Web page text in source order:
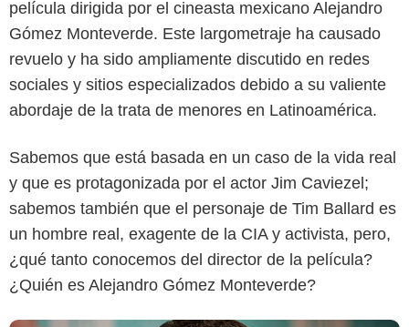
película dirigida por el cineasta mexicano Alejandro
Gómez Monteverde. Este largometraje ha causado
revuelo y ha sido ampliamente discutido en redes
sociales y sitios especializados debido a su valiente
abordaje de la trata de menores en Latinoamérica.
Sabemos que está basada en un caso de la vida real
y que es protagonizada por el actor Jim Caviezel;
sabemos también que el personaje de Tim Ballard es
un hombre real, exagente de la CIA y activista, pero,
¿qué tanto conocemos del director de la película?
¿Quién es Alejandro Gómez Monteverde?
Smash México.